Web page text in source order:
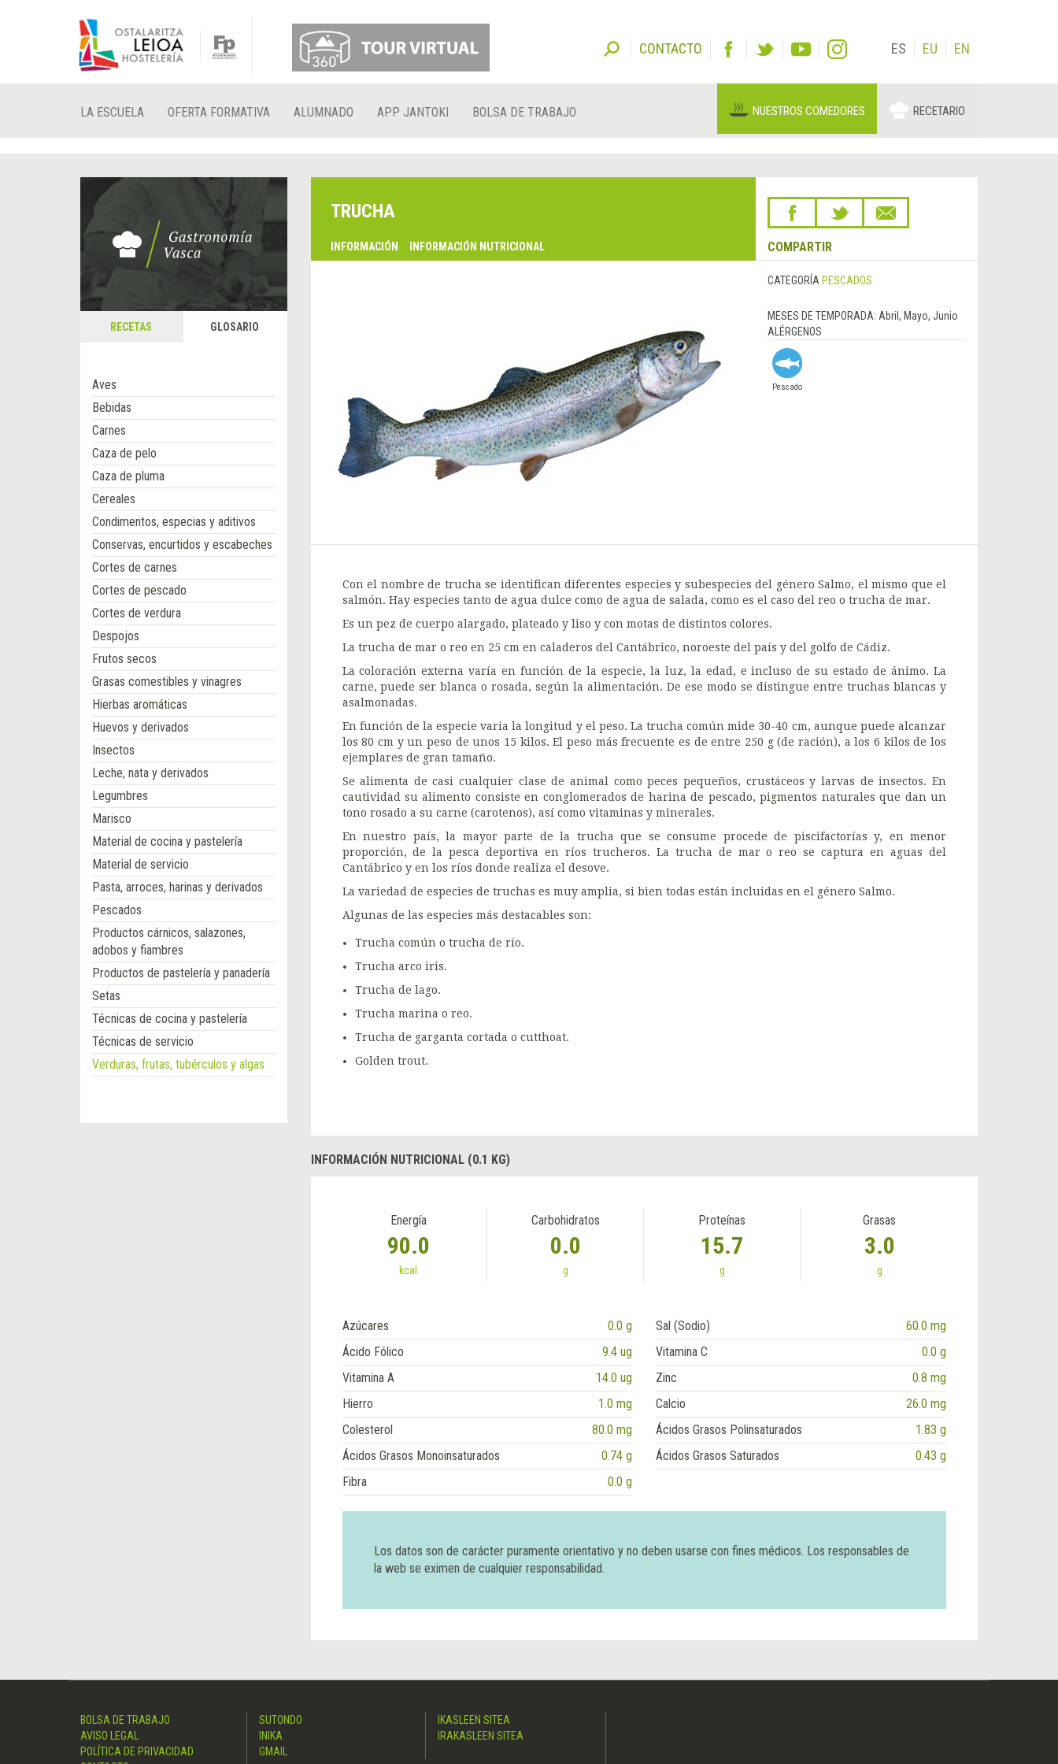
CONTACTO ES EU EN
LA ESCUELA OFERTA FORMATIVA ALUMNADO APP JANTOKI BOLSA DE TRABAJO NUESTROS COMEDORES RECETARIO
RECETAS GLOSARIO
Aves
Bebidas
Carnes
Caza de pelo
Caza de pluma
Cereales
Condimentos, especias y aditivos
Conservas, encurtidos y escabeches
Cortes de carnes
Cortes de pescado
Cortes de verdura
Despojos
Frutos secos
Grasas comestibles y vinagres
Hierbas aromáticas
Huevos y derivados
Insectos
Leche, nata y derivados
Legumbres
Marisco
Material de cocina y pastelería
Material de servicio
Pasta, arroces, harinas y derivados
Pescados
Productos cárnicos, salazones,
adobos y fiambres
Productos de pastelería y panadería
Setas
Técnicas de cocina y pastelería
Técnicas de servicio
Verduras, frutas, tubérculos y algas
TRUCHA
INFORMACIÓN INFORMACIÓN NUTRICIONAL COMPARTIR
CATEGORÍA PESCADOS
MESES DE TEMPORADA: Abril, Mayo, Junio
ALÉRGENOS
Pescado
Con el nombre de trucha se identifican diferentes especies y subespecies del género Salmo, el mismo que el
salmón. Hay especies tanto de agua dulce como de agua de salada, como es el caso del reo o trucha de mar.
Es un pez de cuerpo alargado, plateado y liso y con motas de distintos colores.
La trucha de mar o reo en 25 cm en caladeros del Cantábrico, noroeste del país y del golfo de Cádiz.
La coloración externa varía en función de la especie, la luz, la edad, e incluso de su estado de ánimo. La
carne, puede ser blanca o rosada, según la alimentación. De ese modo se distingue entre truchas blancas y
asalmonadas.
En función de la especie varía la longitud y el peso. La trucha común mide 30-40 cm, aunque puede alcanzar
los 80 cm y un peso de unos 15 kilos. El peso más frecuente es de entre 250 g (de ración), a los 6 kilos de los
ejemplares de gran tamaño.
Se alimenta de casi cualquier clase de animal como peces pequeños, crustáceos y larvas de insectos. En
cautividad su alimento consiste en conglomerados de harina de pescado, pigmentos naturales que dan un
tono rosado a su carne (carotenos), así como vitaminas y minerales.
En nuestro país, la mayor parte de la trucha que se consume procede de piscifactorías y, en menor
proporción, de la pesca deportiva en ríos trucheros. La trucha de mar o reo se captura en aguas del
Cantábrico y en los ríos donde realiza el desove.
La variedad de especies de truchas es muy amplia, si bien todas están incluidas en el género Salmo.
Algunas de las especies más destacables son:
Trucha común o trucha de río.
Trucha arco iris.
Trucha de lago.
Trucha marina o reo.
Trucha de garganta cortada o cutthoat.
Golden trout.
INFORMACIÓN NUTRICIONAL (0.1 KG)
Energía
90.0
kcal
Carbohidratos
0.0
g
Proteínas
15.7
g
Grasas
3.0
g
Azúcares 0.0 g Sal (Sodio)
60.0 mg
Ácido Fólico
9.4 ug Vitamina C
0.0 g
Vitamina A
14.0 ug Zinc
0.8 mg
Hierro
1.0 mg Calcio
26.0 mg
Colesterol
80.0 mg Ácidos Grasos Polinsaturados
1.83 g
Ácidos Grasos Monoinsaturados
0.74 g Ácidos Grasos Saturados
0.43 g
Fibra
0.0 g
Los datos son de carácter puramente orientativo y no deben usarse con fines médicos. Los responsables de
la web se eximen de cualquier responsabilidad.
BOLSA DE TRABAJO
AVISO LEGAL
POLÍTICA DE PRIVACIDAD
SUTONDO
INIKA
GMAIL
IKASLEEN SITEA
IRAKASLEEN SITEA